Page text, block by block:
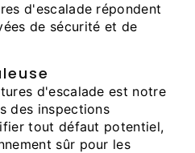
d'escalade répondent
de sécurité et de
d'escalade est notre
des inspections
tout défaut potentiel,
sûr pour les